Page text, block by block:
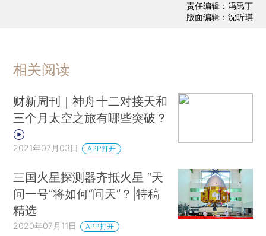
责任编辑：冯禹丁
版面编辑：沈昕琪
相关阅读
财新周刊｜神舟十二对接天和
三个月太空之旅有哪些突破？
2021年07月03日 APP打开
三国火星探测器齐抵火星 “天
问一号”将如何“问天”？|特稿
精选
2020年07月11日 APP打开